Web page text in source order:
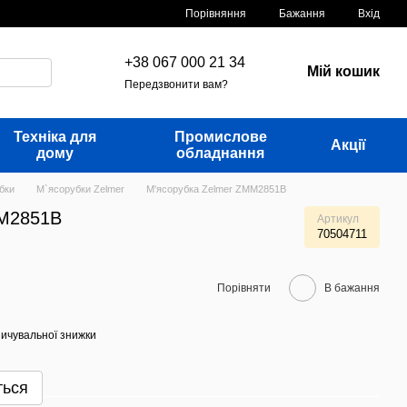
Порівняння Бажання Вхід
+38 067 000 21 34
Передзвонити вам?
Мій кошик
Техніка для
дому
Промислове
обладнання
Акції
М`ясорубки Zelmer М'ясорубка Zelmer ZMM2851B
Артикул
70504711
Порівняти В бажання
знижки